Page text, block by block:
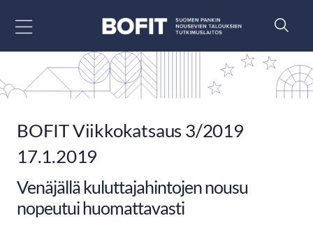
BOFIT Viikkokatsaus 3/2019
17.1.2019
Venäjällä kuluttajahintojen nousu
nopeutui huomattavasti